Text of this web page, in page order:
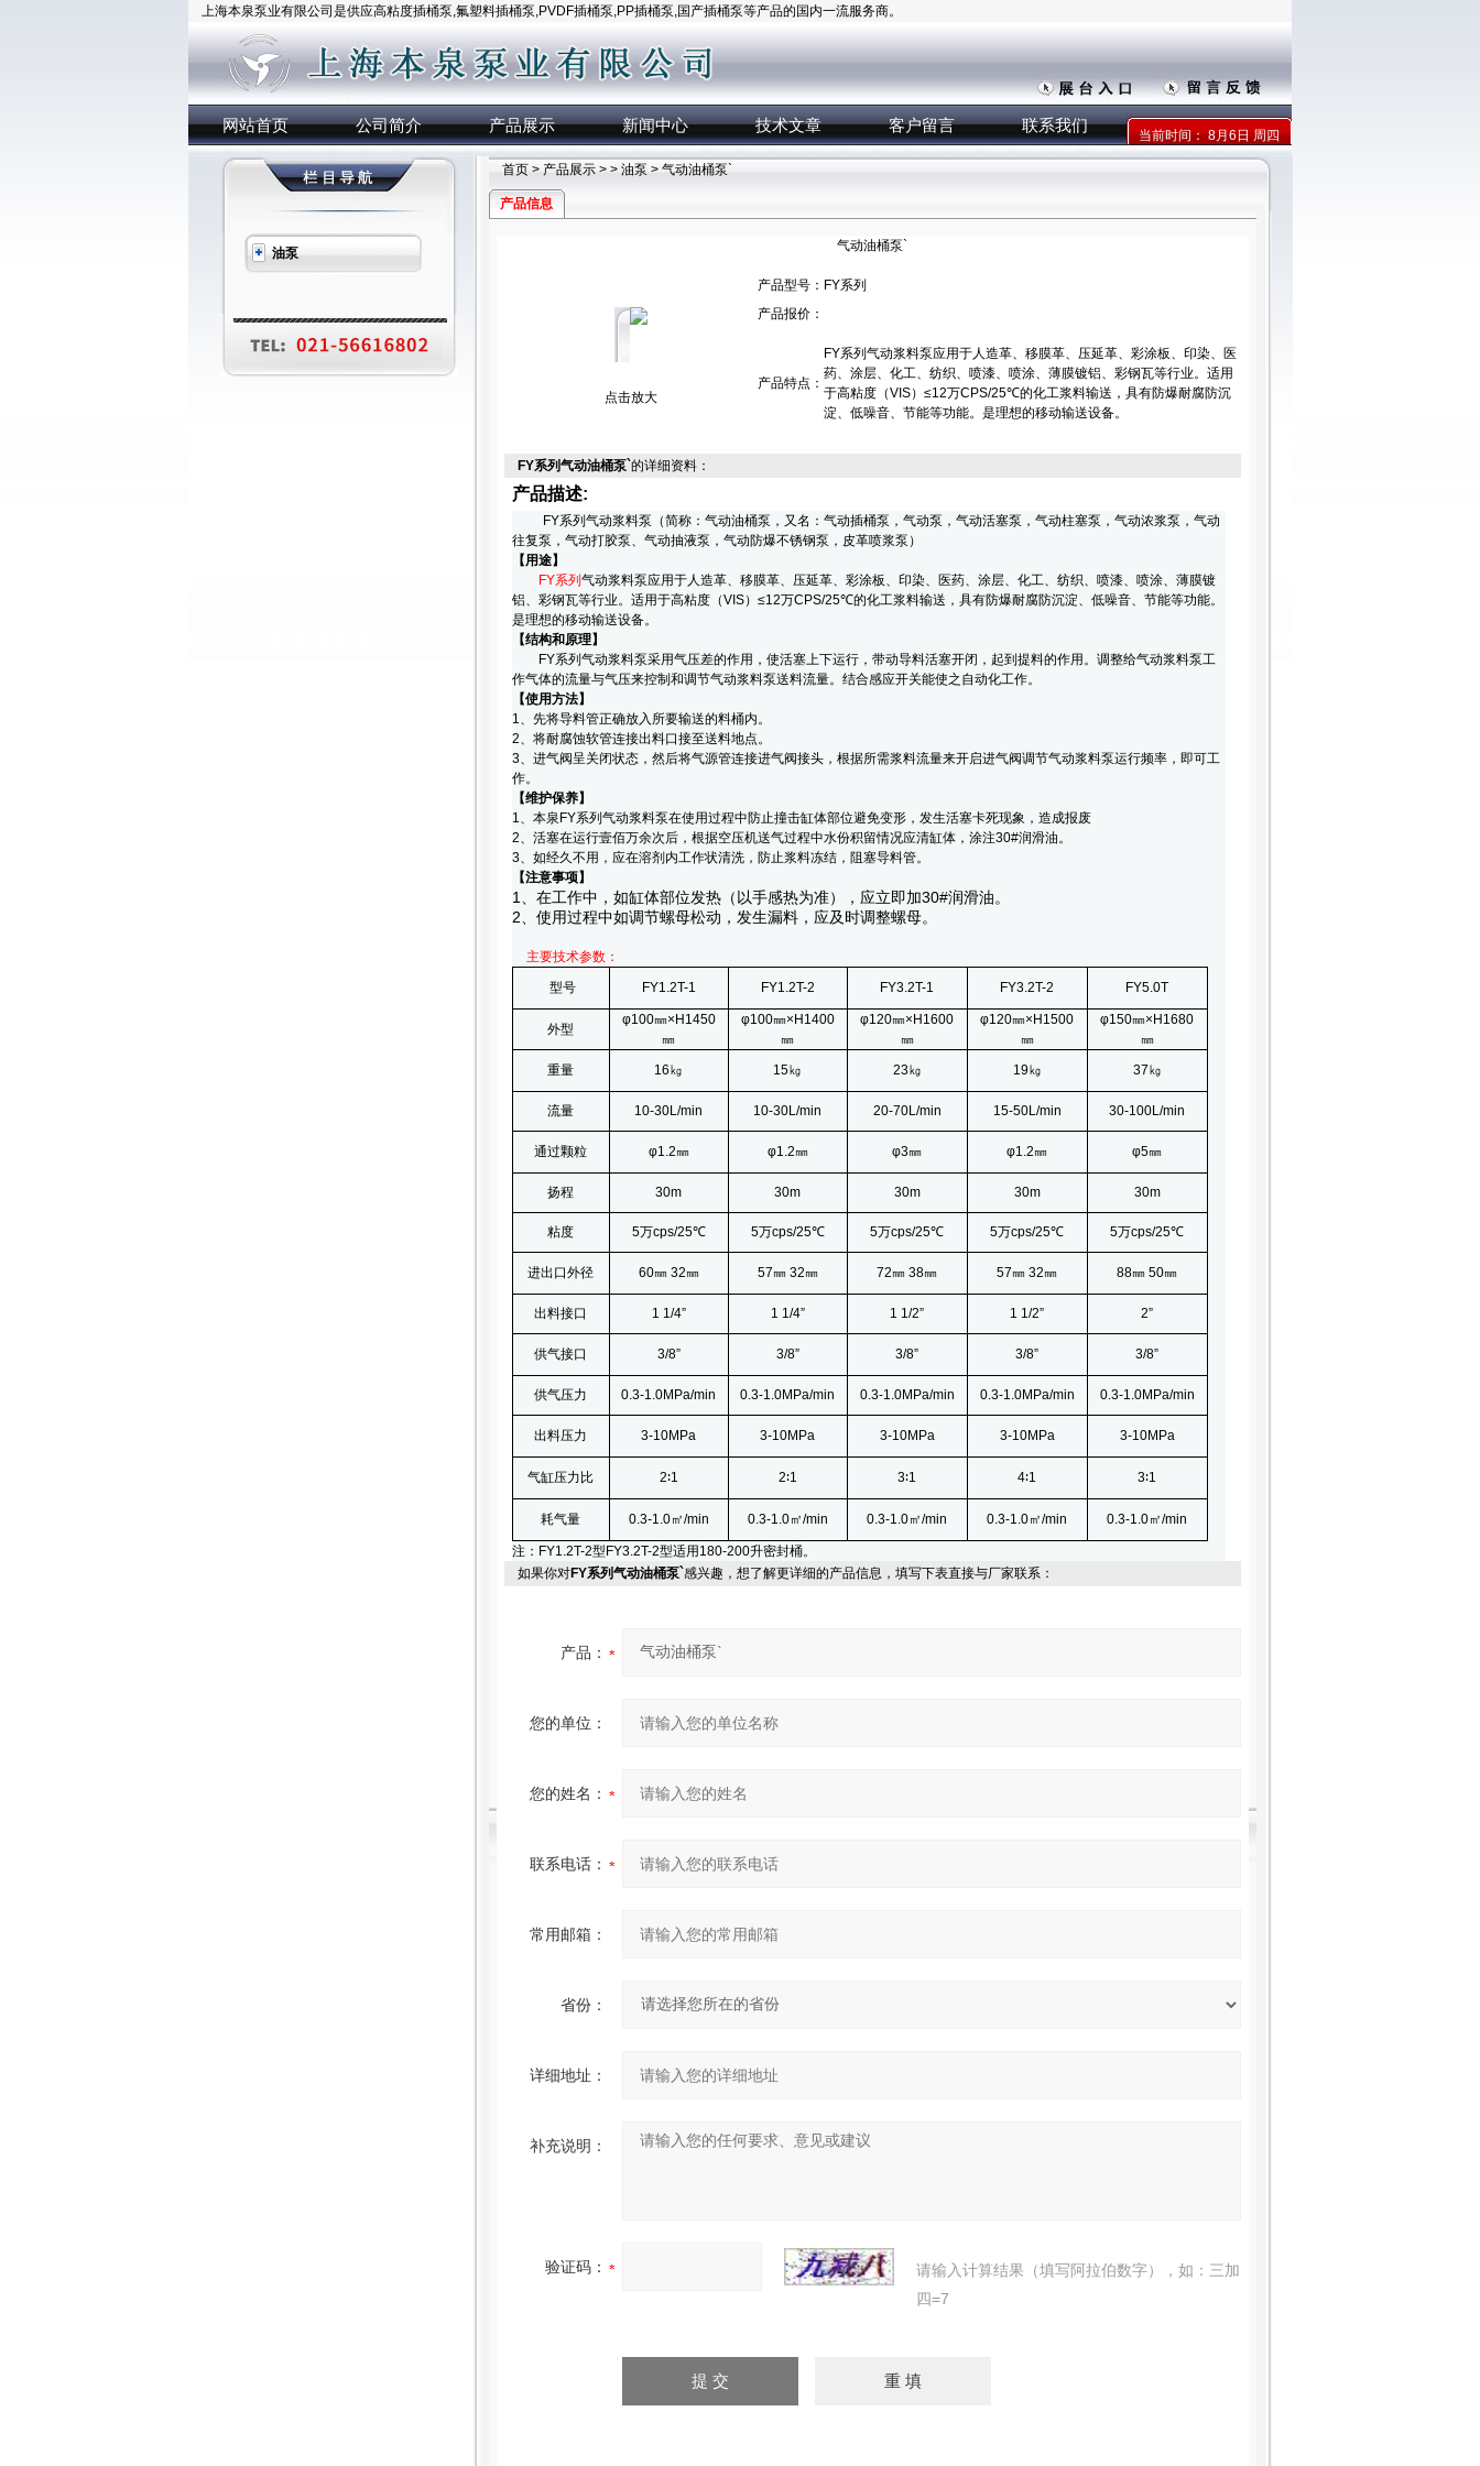
上海本泉泵业有限公司是供应高粘度插桶泵,氟塑料插桶泵,PVDF插桶泵,PP插桶泵,国产插桶泵等产品的国内一流服务商。
网站首页 公司简介 产品展示 新闻中心 技术文章 客户留言 联系我们
当前时间：8月6日 周四
油泵
首页> 产品展示> > 油泵 > 气动油桶泵`
产品信息
气动油桶泵`
点击放大
产品型号： FY系列
产品报价：
产品特点：
FY系列气动浆料泵应用于人造革、移膜革、压延革、彩涂板、印染、医
药、涂层、化工、纺织、喷漆、喷涂、薄膜镀铝、彩钢瓦等行业。适用
于高粘度（VIS）≤12万CPS/25℃的化工浆料输送，具有防爆耐腐防沉
淀、低噪音、节能等功能。是理想的移动输送设备。
FY系列气动油桶泵`的详细资料：
产品描述:
FY系列气动浆料泵（简称：气动油桶泵，又名：气动插桶泵，气动泵，气动活塞泵，气动柱塞泵，气动浓浆泵，气动
往复泵，气动打胶泵、气动抽液泵，气动防爆不锈钢泵，皮革喷浆泵）
【用途】
FY系列 气动浆料泵应用于人造革、移膜革、压延革、彩涂板、印染、医药、涂层、化工、纺织、喷漆、喷涂、薄膜镀
铝、彩钢瓦等行业。适用于高粘度（VIS）≤12万CPS/25℃的化工浆料输送，具有防爆耐腐防沉淀、低噪音、节能等功能。
是理想的移动输送设备。
【结构和原理】
FY系列气动浆料泵采用气压差的作用，使活塞上下运行，带动导料活塞开闭，起到提料的作用。调整给气动浆料泵工
作气体的流量与气压来控制和调节气动浆料泵送料流量。结合感应开关能使之自动化工作。
【使用方法】
1、先将导料管正确放入所要输送的料桶内。
2、将耐腐蚀软管连接出料口接至送料地点。
3、进气阀呈关闭状态，然后将气源管连接进气阀接头，根据所需浆料流量来开启进气阀调节气动浆料泵运行频率，即可工
作。
【维护保养】
1、本泉FY系列气动浆料泵在使用过程中防止撞击缸体部位避免变形，发生活塞卡死现象，造成报废
2、活塞在运行壹佰万余次后，根据空压机送气过程中水份积留情况应清缸体，涂注30#润滑油。
3、如经久不用，应在溶剂内工作状清洗，防止浆料冻结，阻塞导料管。
【注意事项】
1 、在工作中，如缸体部位发热（以手感热为准），应立即加30#润滑油。
2 、使用过程中如调节螺母松动，发生漏料，应及时调整螺母。
主要技术参数：
型号
FY1.2T-1 FY1.2T-2 FY3.2T-1 FY3.2T-2 FY5.0T
外型
φ100㎜× H1450
㎜
φ100㎜× H1400
㎜
φ120㎜× H1600
㎜
φ120㎜× H1500
㎜
φ150㎜× H1680
㎜
重量
16㎏ 15㎏ 23㎏ 19㎏ 37㎏
流量 10-30L/min 10-30L/min 20-70L/min 15-50L/min 30-100L/min
通过颗粒 φ1.2㎜ φ1.2㎜ φ3㎜ φ1.2㎜ φ5㎜
扬程 30m 30m 30m 30m 30m
粘度 5万cps/25℃ 5万cps/25℃ 5万cps/25℃ 5万cps/25℃ 5万cps/25℃
进出口外径 60㎜32㎜ 57㎜32㎜ 72㎜ 38㎜ 57㎜ 32㎜ 88㎜ 50㎜
出料接口 1 1/4” 1 1/4” 1 1/2” 1 1/2” 2”
供气接口 3/8” 3/8” 3/8” 3/8” 3/8”
供气压力 0.3-1.0MPa/min 0.3-1.0MPa/min 0.3-1.0MPa/min 0.3-1.0MPa/min 0.3-1.0MPa/min
出料压力 3-10MPa 3-10MPa 3-10MPa 3-10MPa 3-10MPa
气缸压力比 2∶1 2∶1 3∶1 4∶1 3∶1
耗气量 0.3-1.0㎡/min 0.3-1.0㎡/min 0.3-1.0㎡/min 0.3-1.0㎡/min 0.3-1.0㎡/min
注：FY1.2T-2型FY3.2T-2型适用180-200升密封桶。
如果你对FY系列气动油桶泵`感兴趣，想了解更详细的产品信息，填写下表直接与厂家联系：
产品：
您的单位：
您的姓名：
联系电话：
常用邮箱：
省份：
详细地址：
补充说明：
验证码：
请输入计算结果（填写阿拉伯数字），如：三加
四=7